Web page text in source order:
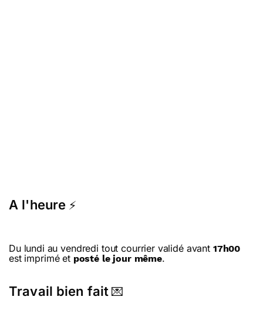
A l'heure ⚡
Du lundi au vendredi tout courrier validé avant 17h00
est imprimé et posté le jour même.
Travail bien fait 💌